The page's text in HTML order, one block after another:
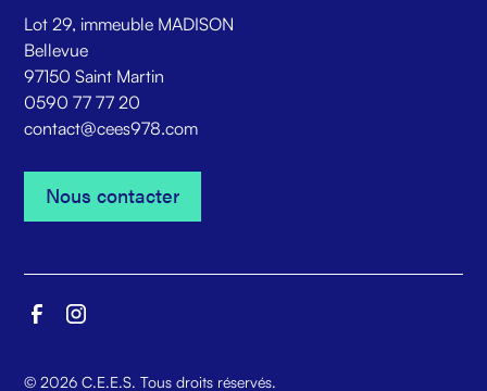
Lot 29, immeuble MADISON
Bellevue
97150 Saint Martin
0590 77 77 20
contact@cees978.com
Nous contacter
Nous contacter
©2026 C.E.E.S. Tous droits réservés.